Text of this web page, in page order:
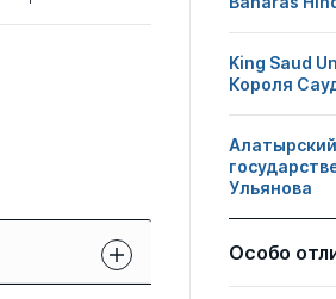
King Saud
Короля
Ульянова
Особо